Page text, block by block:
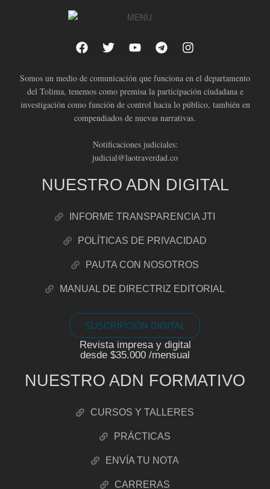
Somos un medio de comunicación que funciona en el departamento
del Tolima, tenemos como premisa la participación ciudadana e
investigación como función de control hacia lo público, también en
compendiados de nuevas narrativas.
Notificaciones judiciales:
judicial@laotraverdad.co
NUESTRO ADN DIGITAL
INFORME TRANSPARENCIA JTI
POLÍTICAS DE PRIVACIDAD
PAUTA CON NOSOTROS
MANUAL DE DIRECTRIZ EDITORIAL
SUSCRIPCIÓN DIGITAL
Revista impresa y digital
desde $35.000 /mensual
NUESTRO ADN FORMATIVO
CURSOS Y TALLERES
PRÁCTICAS
ENVÍA TU NOTA
CARRERAS